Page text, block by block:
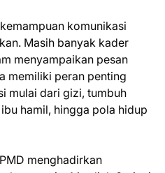
komunikasi
Masih banyak kader
menyampaikan pesan
memiliki peran penting
mulai dari gizi, tumbuh
hamil, hingga pola hidup
menghadirkan